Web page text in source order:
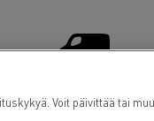
Voit päivittää